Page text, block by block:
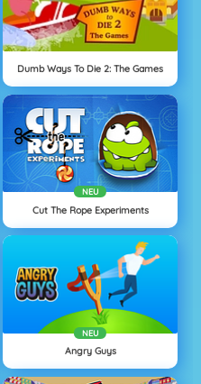
Dumb Ways To Die 2: The Games
NEU
Cut The Rope Experiments
NEU
Angry Guys